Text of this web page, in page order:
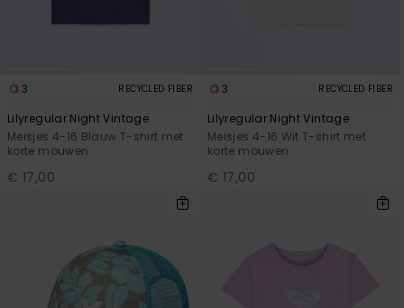
3 RECYCLED FIBER
Lilyregular Night Vintage
Meisjes 4-16 Blauw T-shirt met
korte mouwen
€ 17,00
3 RECYCLED FIBER
Lilyregular Night Vintage
Meisjes 4-16 Wit T-shirt met
korte mouwen
€ 17,00